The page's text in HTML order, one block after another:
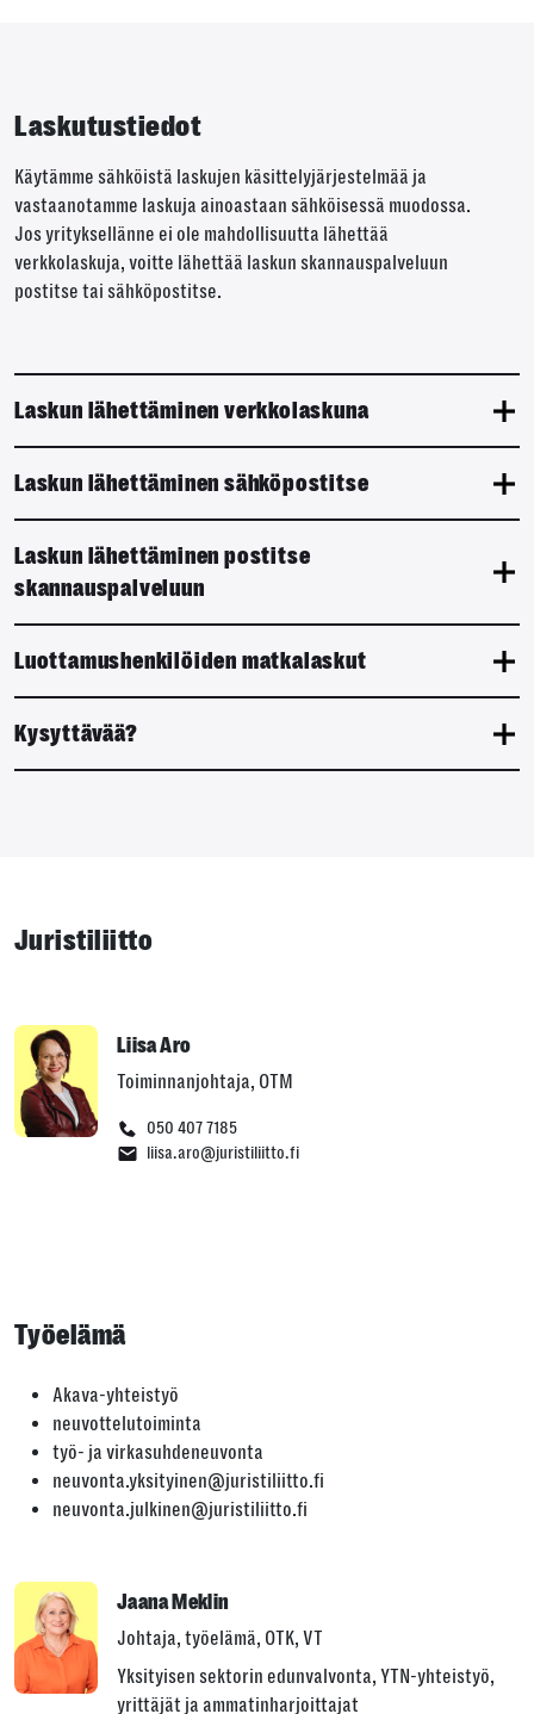
Laskutustiedot
Käytämme sähköistä laskujen käsittelyjärjestelmää ja
vastaanotamme laskuja ainoastaan sähköisessä muodossa.
Jos yrityksellänne ei ole mahdollisuutta lähettää
verkkolaskuja, voitte lähettää laskun skannauspalveluun
postitse tai sähköpostitse.
Laskun lähettäminen verkkolaskuna
Laskun lähettäminen sähköpostitse
Laskun lähettäminen postitse
skannauspalveluun
Luottamushenkilöiden matkalaskut
Kysyttävää?
Juristiliitto
Liisa Aro
Toiminnanjohtaja, OTM
050 407 7185
liisa.aro@juristiliitto.fi
Työelämä
Akava-yhteistyö
neuvottelutoiminta
työ- ja virkasuhdeneuvonta
neuvonta.yksityinen@juristiliitto.fi
neuvonta.julkinen@juristiliitto.fi
Jaana Meklin
Johtaja, työelämä, OTK, VT
Yksityisen sektorin edunvalvonta, YTN-yhteistyö,
yrittäjät ja ammatinharjoittajat